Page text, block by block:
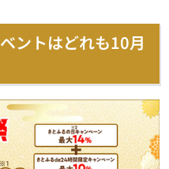
ントはどれも10月